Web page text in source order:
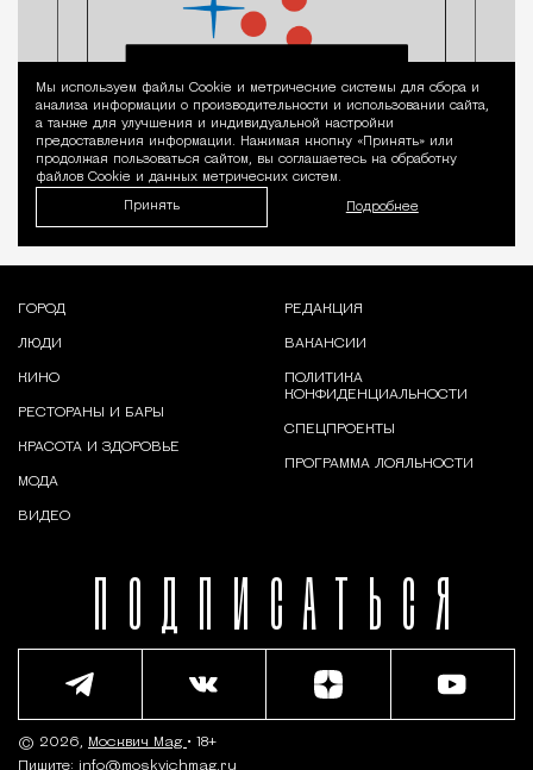
Уведомление
Мы используем файлы Сookie и метрические системы для сбора и
анализа информации о производительности и использовании сайта,
а также для улучшения и индивидуальной настройки
предоставления информации. Нажимая кнопку «Принять» или
продолжая пользоваться сайтом, вы соглашаетесь на обработку
файлов Cookie и данных метрических систем.
Принять Подробнее
ПОДПИСАТЬСЯ
ГОРОД
ЛЮДИ
КИНО
РЕСТОРАНЫ И БАРЫ
КРАСОТА И ЗДОРОВЬЕ
МОДА
ВИДЕО
РЕДАКЦИЯ
ВАКАНСИИ
ПОЛИТИКА
КОНФИДЕНЦИАЛЬНОСТИ
СПЕЦПРОЕКТЫ
ПРОГРАММА ЛОЯЛЬНОСТИ
© 2026, Москвич Mag • 18+
Пишите: info@moskvichmag.ru